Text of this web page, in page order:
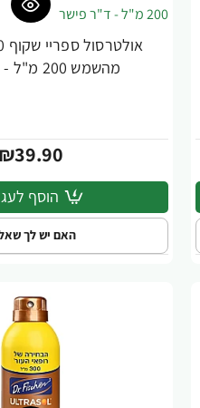
מהשמש 200 מ"ל - ד"ר פישר
₪39.90
הוסף
האם יש לך